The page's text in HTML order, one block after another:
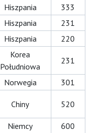
Hiszpania
333
Hiszpania
231
Hiszpania 220
Korea
Południowa
231
Norwegia
301
Chiny 520
Niemcy
600